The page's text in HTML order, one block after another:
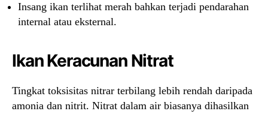
Insang ikan terlihat merah bahkan terjadi pendarahan
internal atau eksternal.
Ikan Keracunan Nitrat
Tingkat toksisitas nitrar terbilang lebih rendah daripada
amonia dan nitrit. Nitrat dalam air biasanya dihasilkan